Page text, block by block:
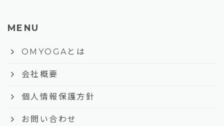
MENU
keyboard_arrow_right OMYOGAとは
keyboard_arrow_right 会社概要
keyboard_arrow_right 個人情報保護方針
keyboard_arrow_right お問い合わせ